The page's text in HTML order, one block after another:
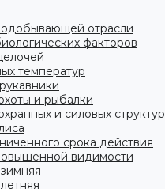
отрасли
факторов
температур
и рыбалки
и силовых структур
срока действия
видимости